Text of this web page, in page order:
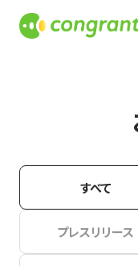
すべて
プレスリリース